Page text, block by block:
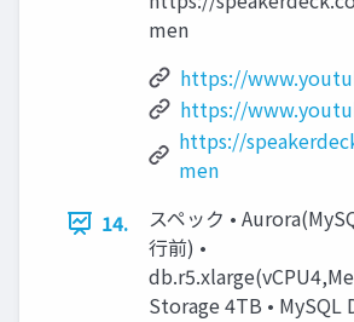
men
https://
https://
https://
men
14.
スペック •
行前) •
Storage 4TB • MySQL